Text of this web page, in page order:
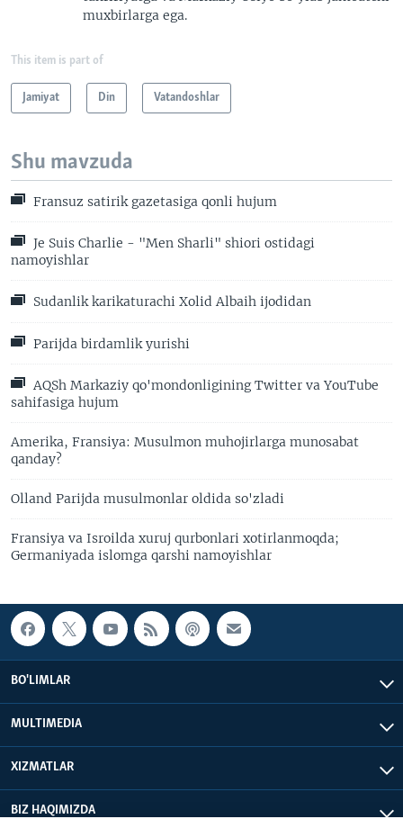
muxbirlarga ega.
This item is part of
Jamiyat Din Vatandoshlar
Shu mavzuda
Fransuz satirik gazetasiga qonli hujum
Je Suis Charlie - "Men Sharli" shiori ostidagi
namoyishlar
Sudanlik karikaturachi Xolid Albaih ijodidan
Parijda birdamlik yurishi
AQSh Markaziy qo'mondonligining Twitter va YouTube
sahifasiga hujum
Amerika, Fransiya: Musulmon muhojirlarga munosabat
qanday?
Olland Parijda musulmonlar oldida so'zladi
Fransiya va Isroilda xuruj qurbonlari xotirlanmoqda;
Germaniyada islomga qarshi namoyishlar
BO'LIMLAR
MULTIMEDIA
XIZMATLAR
BIZ HAQIMIZDA